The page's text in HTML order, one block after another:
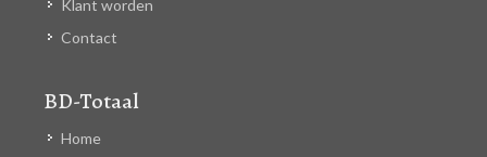
Klant worden
Contact
BD-Totaal
Home